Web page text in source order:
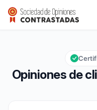
europaband
Calificación global: 9,3 de
9,3/10
Opiniones de